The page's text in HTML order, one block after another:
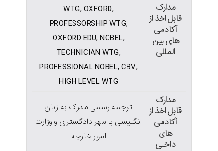
مدارک
قابل اخذ از
آکادمی
های بین
المللی
WTG, OXFORD,
PROFESSORSHIP WTG,
OXFORD EDU, NOBEL,
TECHNICIAN WTG,
PROFESSIONAL NOBEL, CBV,
HIGH LEVEL WTG
مدارک
قابل اخذ از
آکادمی
های
داخلی
ترجمه رسمی مدرک به زبان
انگلیسی با مهر دادگستری و وزارت
امور خارجه